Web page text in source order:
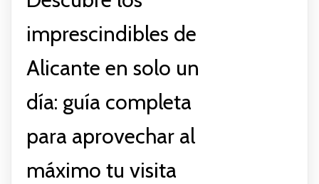
imprescindibles de
Alicante en solo un
día: guía completa
para aprovechar al
máximo tu visita